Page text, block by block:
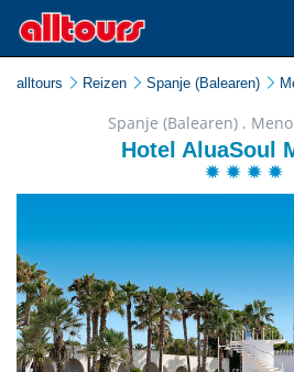
alltours Reizen Spanje (Balearen)
Spanje (Balearen) .
Hotel AluaSoul